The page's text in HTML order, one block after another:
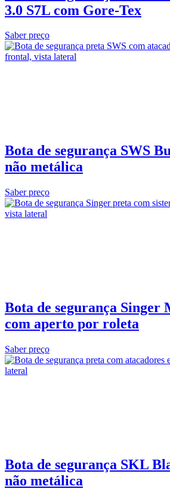
3.0 S7L com Gore‑Tex
Saber preço
Bota de segurança SWS
não metálica
Saber preço
Bota de segurança Singer
com aperto por roleta
Saber preço
Bota de segurança SKL
não metálica